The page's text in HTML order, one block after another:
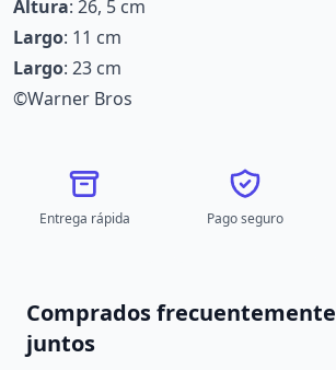
Altura: 26, 5 cm
Largo: 11 cm
Largo: 23 cm
©Warner Bros
Entrega rápida Pago seguro
Comprados frecuentemente
juntos